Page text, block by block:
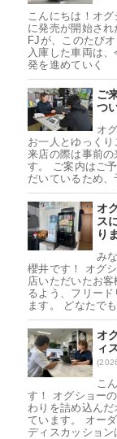
こんにちは！オ
に発売が開始さ
FJが、このたび
入庫した車両は
発を進めていく
ご
つ
オ
お一人とゆっく
来店の際は事前の
す。 ご案内はご
だいているため
オ
ス
り
み
櫻井です！ オグ
店いただいたお
るよう、フリー
ます。 どなたで
オ
ィ
こ
す！ オグショー
わりを詰め込ん
ています。 オー
ディスカッション